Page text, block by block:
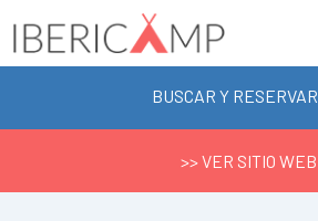
BUSCAR Y RESERVAR
>> VER SITIO WEB